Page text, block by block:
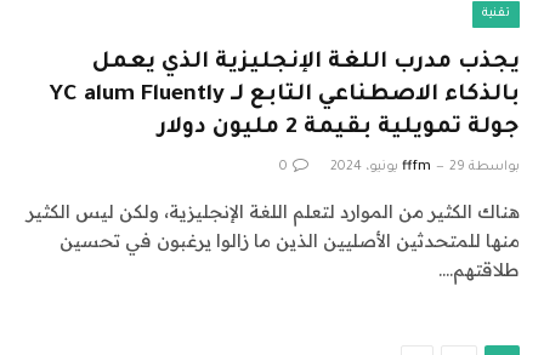
تقنية
يجذب مدرب اللغة الإنجليزية الذي يعمل
بالذكاء الاصطناعي التابع لـ YC alum Fluently
جولة تمويلية بقيمة 2 مليون دولار
بواسطة fffm 29 يونيو، 2024 0
هناك الكثير من الموارد لتعلم اللغة الإنجليزية، ولكن ليس الكثير
منها للمتحدثين الأصليين الذين ما زالوا يرغبون في تحسين
طلاقتهم.…